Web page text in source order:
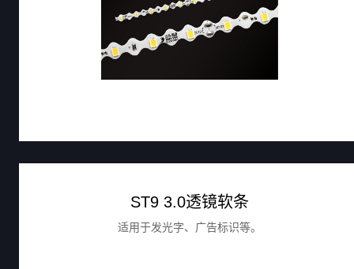
ST9 3.0透镜软条
适用于发光字、广告标识等。